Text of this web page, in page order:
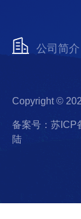
公司简介
Copyright ©
备案号：苏ICP
陆